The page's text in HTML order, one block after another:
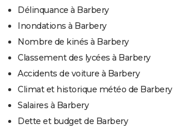
Délinquance à Barbery
Inondations à Barbery
Nombre de kinés à Barbery
Classement des lycées à Barbery
Accidents de voiture à Barbery
Climat et historique météo de Barbery
Salaires à Barbery
Dette et budget de Barbery